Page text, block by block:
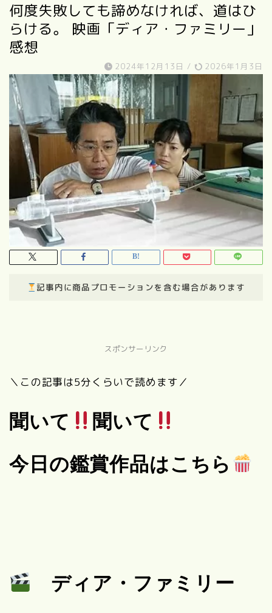
何度失敗しても諦めなければ、道はひ
らける。 映画「ディア・ファミリー」
感想
2024年12月13日 / 2026年1月3日
記事内に商品プロモーションを含む場合があります
スポンサーリンク
＼この記事は5分くらいで読めます／
聞いて
聞いて
今日の鑑賞作品はこちら
ディア・ファミリー